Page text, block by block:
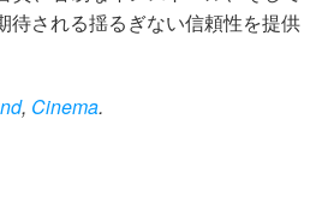
待される揺るぎない信頼性を提供
, Cinema.